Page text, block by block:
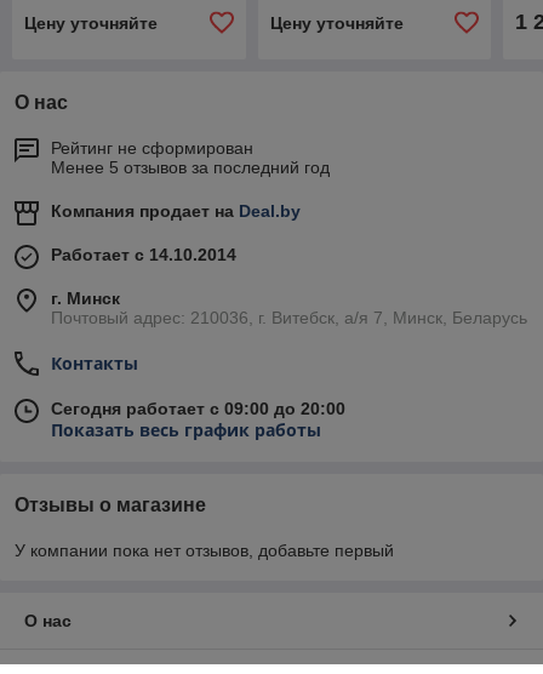
Цену уточняйте
Цену уточняйте 1
О нас
Рейтинг не сформирован
Менее 5 отзывов за последний год
Компания продает на Deal.by
Работает с 14.10.2014
г. Минск
Почтовый адрес: 210036, г. Витебск, а/я 7, Минск, Беларусь
Контакты
Сегодня работает с 09:00 до 20:00
Показать весь график работы
Отзывы о магазине
У компании пока нет отзывов, добавьте первый
О нас